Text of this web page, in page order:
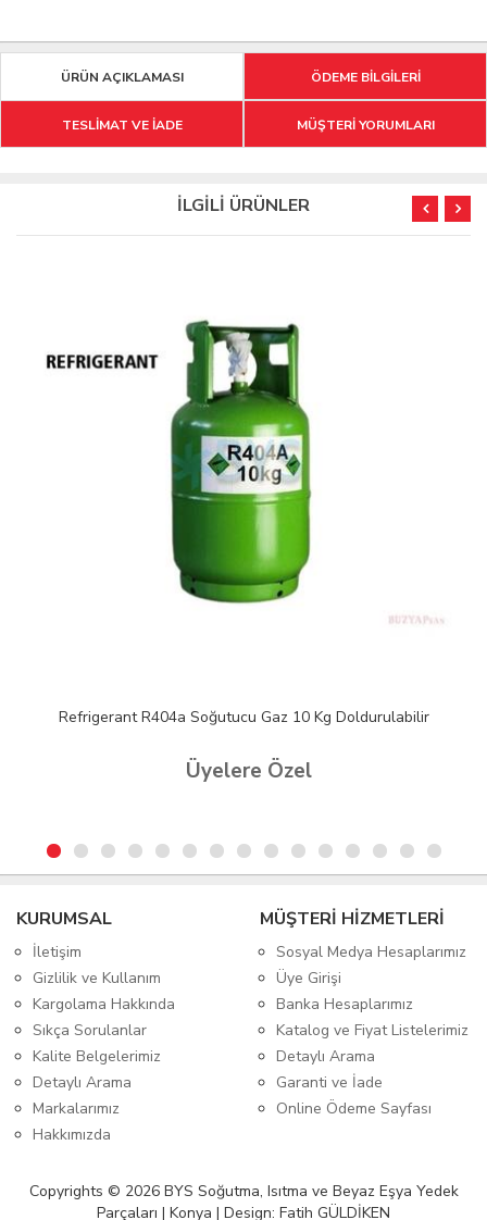
ÜRÜN AÇIKLAMASI ÖDEME BİLGİLERİ
TESLİMAT VE İADE MÜŞTERİ YORUMLARI
İLGİLİ ÜRÜNLER
R404a Soğutucu Gaz 10 Kg Doldurulabilir ICE R407c
KURUMSAL
İletişim
Gizlilik ve Kullanım
Kargolama Hakkında
Sıkça Sorulanlar
Kalite Belgelerimiz
Detaylı Arama
Markalarımız
Hakkımızda
MÜŞTERİ HİZMETLERİ
Sosyal Medya Hesaplarımız
Üye Girişi
Banka Hesaplarımız
Katalog ve Fiyat Listelerimiz
Detaylı Arama
Garanti ve İade
Online Ödeme Sayfası
Copyrights © 2026 BYS Soğutma, Isıtma ve Beyaz Eşya Yedek
Parçaları | Konya | Design: Fatih GÜLDİKEN